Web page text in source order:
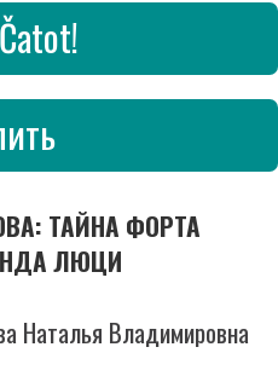
Čatot!
ТАЙНА ФОРТА
ЛЮЦИ
Наталья Владимировна